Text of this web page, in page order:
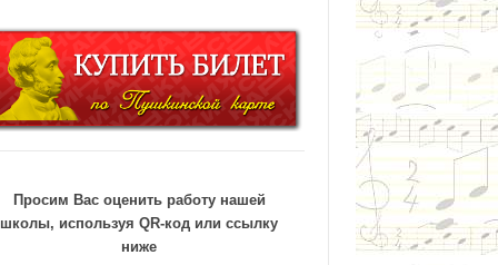
Просим Вас оценить работу нашей
школы, используя QR-код или ссылку
ниже